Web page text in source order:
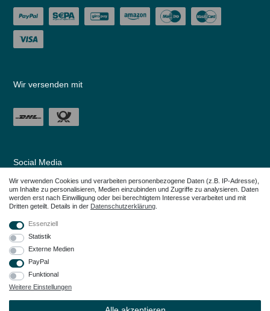
Wir versenden mit
Social Media
Wir verwenden Cookies und verarbeiten personenbezogene Daten (z.B. IP-Adresse),
um Inhalte zu personalisieren, Medien einzubinden und Zugriffe zu analysieren. Daten
werden erst nach Einwilligung oder bei berechtigtem Interesse verarbeitet und mit
Dritten geteilt. Details in der Daten­schutz­erklärung
Essenziell
Statistik
Externe Medien
PayPal
Funktional
Weitere Einstellungen